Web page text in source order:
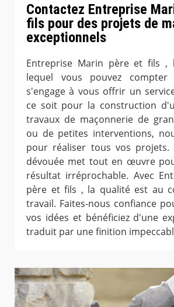
Contactez Entreprise
fils pour des projets de
exceptionnels
Entreprise Marin père et fils ,
lequel vous pouvez compter
s'engage à vous offrir un
ce soit pour la construction
travaux de maçonnerie de
ou de petites interventions,
pour réaliser tous vos projets.
dévouée met tout en œuvre
résultat irréprochable. Avec
père et fils , la qualité est au
travail. Faites-nous confiance
vos idées et bénéficiez d'une
traduit par une finition